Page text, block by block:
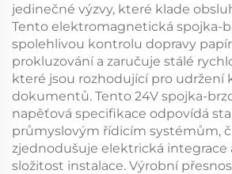
jedinečné výzvy, které klade
Tento elektromagnetická spojka-
spolehlivou kontrolu dopravy
prokluzování a zaručuje stálé
které jsou rozhodující pro udržení
dokumentů. Tento 24V spojka-
napěťová specifikace odpovídá
průmyslovým řídicím systémům,
zjednodušuje elektrická integrace
složitost instalace. Výrobní